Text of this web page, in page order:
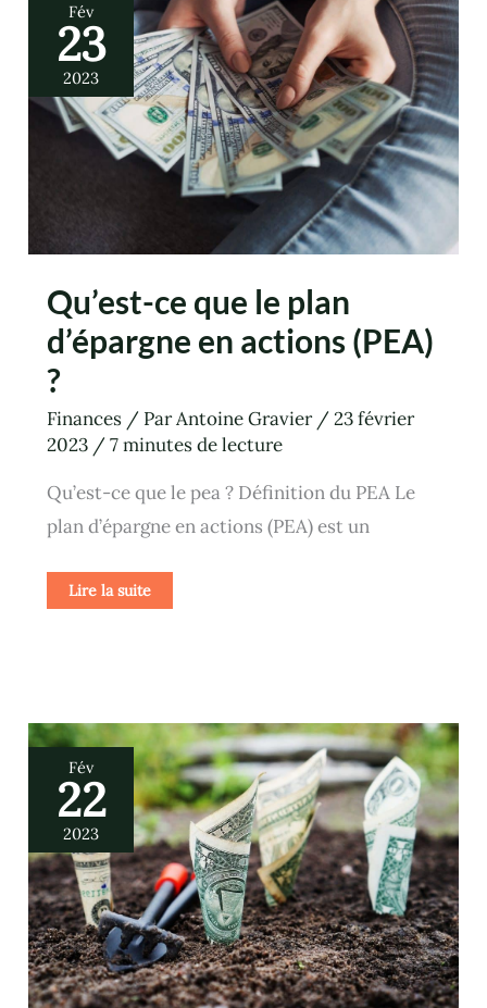
Fév
23
2023
Qu’est-ce que le plan
d’épargne en actions (PEA)
?
Finances / ParAntoine Gravier /23 février
2023 /7 minutes de lecture
Qu’est-ce que le pea ? Définition du PEA Le
plan d’épargne en actions (PEA) est un
ce
que
le
plan
d’épargne
en
actions
(PEA)
?
Lire la suite
Fév
22
2023
sont
les
différents
livrets
d’épargne
?